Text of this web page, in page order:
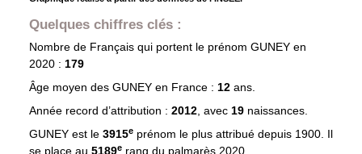
Quelques chiffres clés :
Nombre de Français qui portent le prénom GUNEY en
2020 : 179
Âge moyen des GUNEYen France : 12 ans.
Année record d’attribution : 2012, avec 19 naissances.
GUNEY est le 3915eprénom le plus attribué depuis 1900. Il
se place au 5189e rang du palmarès 2020.